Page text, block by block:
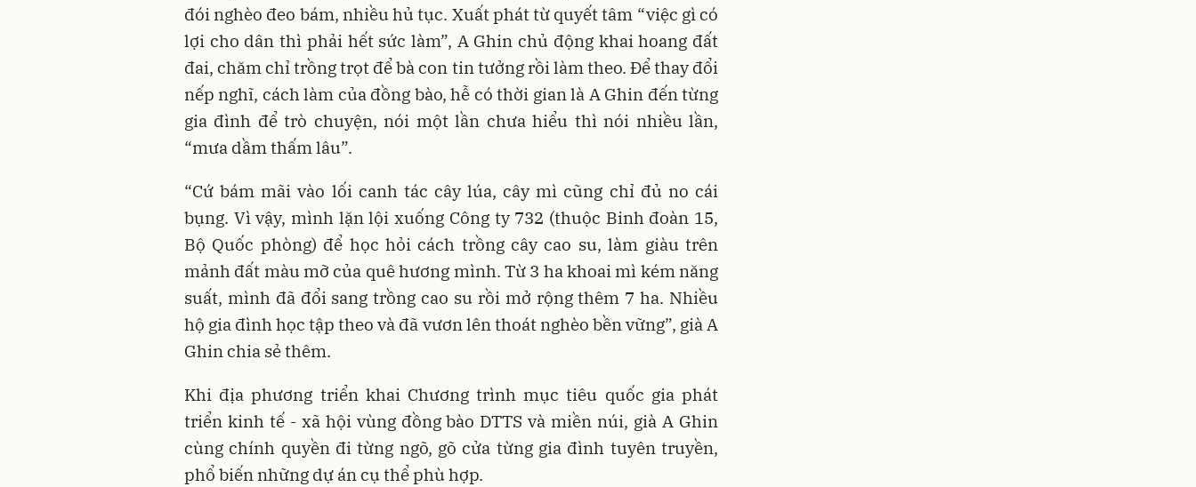
đói nghèo đeo bám, nhiều hủ tục. Xuất phát từ quyết tâm “việc gì có
lợi cho dân thì phải hết sức làm”, A Ghin chủ động khai hoang đất
đai, chăm chỉ trồng trọt để bà con tin tưởng rồi làm theo. Để thay đổi
nếp nghĩ, cách làm của đồng bào, hễ có thời gian là A Ghin đến từng
gia đình để trò chuyện, nói một lần chưa hiểu thì nói nhiều lần,
“mưa dầm thấm lâu”.
“Cứ bám mãi vào lối canh tác cây lúa, cây mì cũng chỉ đủ no cái
bụng. Vì vậy, mình lặn lội xuống Công ty 732 (thuộc Binh đoàn 15,
Bộ Quốc phòng) để học hỏi cách trồng cây cao su, làm giàu trên
mảnh đất màu mỡ của quê hương mình. Từ 3 ha khoai mì kém năng
suất, mình đã đổi sang trồng cao su rồi mở rộng thêm 7 ha. Nhiều
hộ gia đình học tập theo và đã vươn lên thoát nghèo bền vững”, già A
Ghin chia sẻ thêm.
Khi địa phương triển khai Chương trình mục tiêu quốc gia phát
triển kinh tế - xã hội vùng đồng bào DTTS và miền núi, già A Ghin
cùng chính quyền đi từng ngõ, gõ cửa từng gia đình tuyên truyền,
phổ biến những dự án cụ thể phù hợp.